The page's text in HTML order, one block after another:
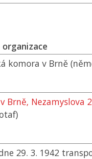
komora v Brně
Brně, Nezamyslova
29. 3. 1942